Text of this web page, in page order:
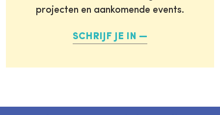
projecten en aankomende events.
SCHRIJF JE IN